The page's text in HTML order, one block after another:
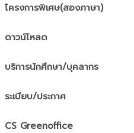
โครงการพิเศษ(สองภาษา)
ดาวน์โหลด
บริการนักศึกษา/บุคลากร
ระเบียบ/ประกาศ
CS Greenoffice